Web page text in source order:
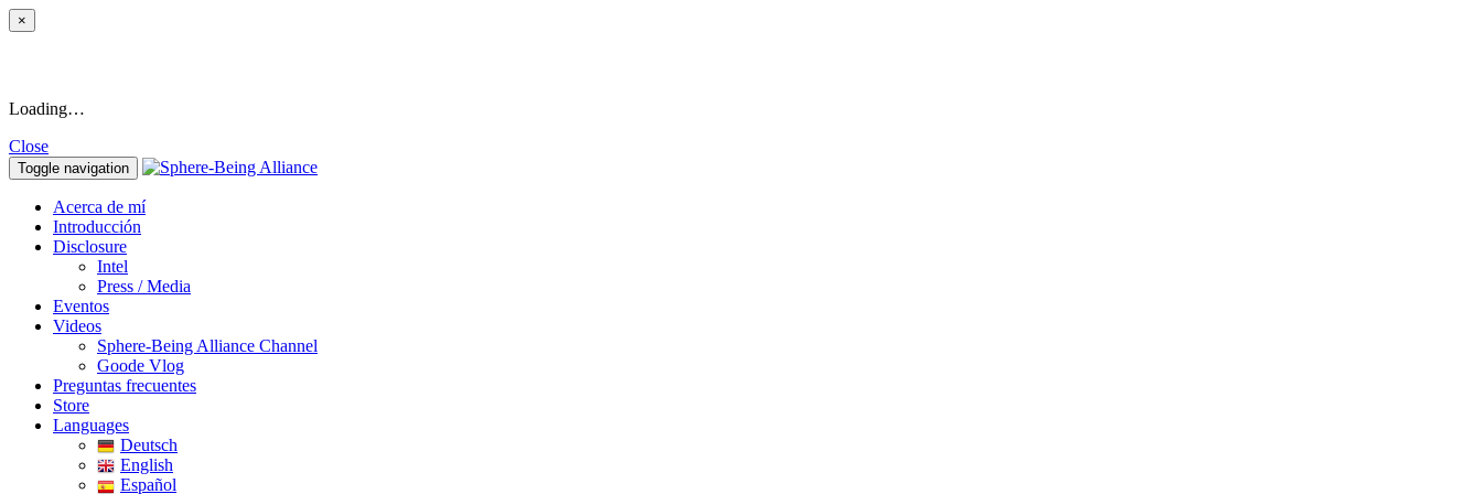
×
Loading…
Close
Toggle navigation
Acerca de mí
Introducción
Disclosure
Intel
Press / Media
Eventos
Videos
Sphere-Being Alliance Channel
Goode Vlog
Preguntas frecuentes
Store
Languages
Deutsch
English
Español